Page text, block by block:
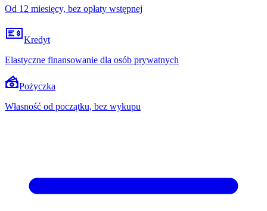
Od 12 miesięcy, bez opłaty wstępnej
Kredyt
Elastyczne finansowanie dla osób prywatnych
Pożyczka
Własność od początku, bez wykupu